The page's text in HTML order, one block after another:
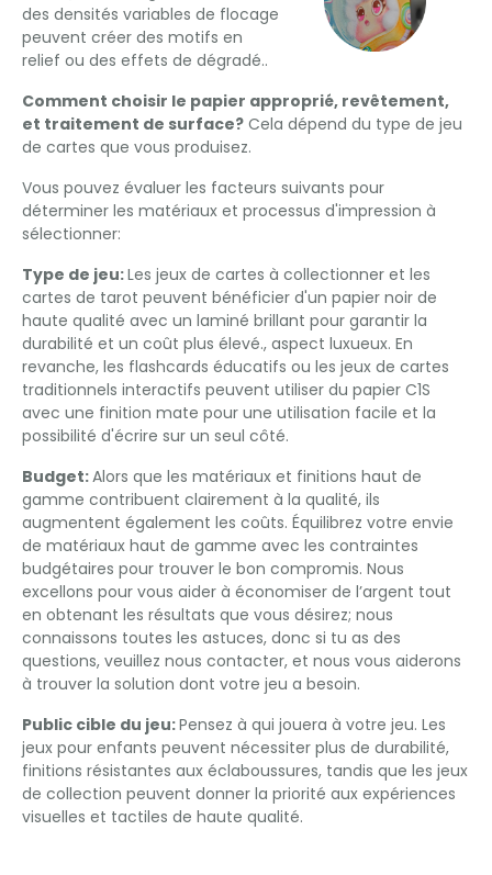
des densités variables de flocage
peuvent créer des motifs en
relief ou des effets de dégradé..
Comment choisir le papier approprié, revêtement,
et traitement de surface? Cela dépend du type de jeu
de cartes que vous produisez.
Vous pouvez évaluer les facteurs suivants pour
déterminer les matériaux et processus d'impression à
sélectionner:
Type de jeu:Les jeux de cartes à collectionner et les
cartes de tarot peuvent bénéficier d'un papier noir de
haute qualité avec un laminé brillant pour garantir la
durabilité et un coût plus élevé., aspect luxueux. En
revanche, les flashcards éducatifs ou les jeux de cartes
traditionnels interactifs peuvent utiliser du papier C1S
avec une finition mate pour une utilisation facile et la
possibilité d'écrire sur un seul côté.
Budget:Alors que les matériaux et finitions haut de
gamme contribuent clairement à la qualité, ils
augmentent également les coûts. Équilibrez votre envie
de matériaux haut de gamme avec les contraintes
budgétaires pour trouver le bon compromis. Nous
excellons pour vous aider à économiser de l’argent tout
en obtenant les résultats que vous désirez; nous
connaissons toutes les astuces, donc si tu as des
questions, veuillez nous contacter, et nous vous aiderons
à trouver la solution dont votre jeu a besoin.
Public cible du jeu:Pensez à qui jouera à votre jeu. Les
jeux pour enfants peuvent nécessiter plus de durabilité,
finitions résistantes aux éclaboussures, tandis que les jeux
de collection peuvent donner la priorité aux expériences
visuelles et tactiles de haute qualité.